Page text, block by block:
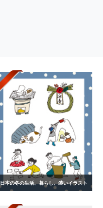
日本の冬の生活、暮らし、装いイラスト